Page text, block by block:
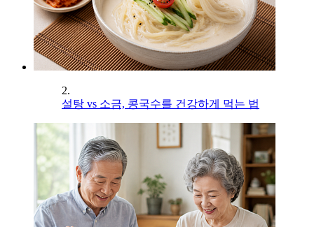
2.
설탕 vs 소금, 콩국수를 건강하게 먹는 법